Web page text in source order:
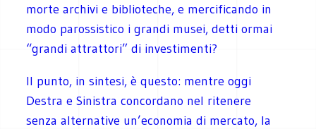
morte archivi e biblioteche, e mercificando in
modo parossistico i grandi musei, detti ormai
“grandi attrattori” di investimenti?
Il punto, in sintesi, è questo: mentre oggi
Destra e Sinistra concordano nel ritenere
senza alternative un’economia di mercato, la